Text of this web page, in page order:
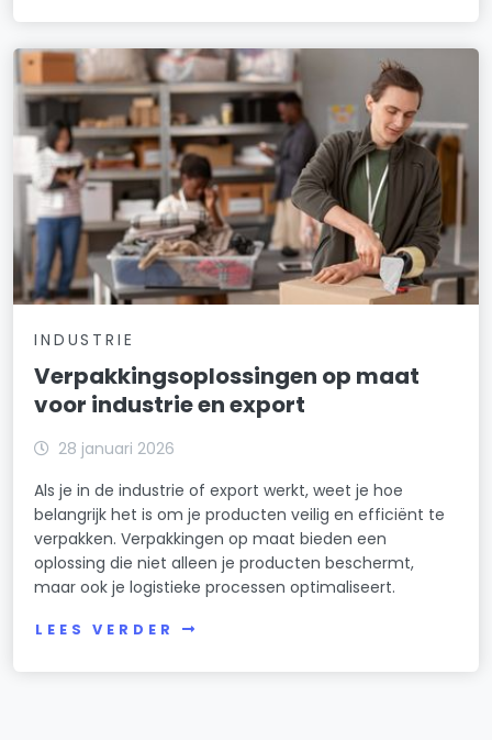
INDUSTRIE
Verpakkingsoplossingen op maat
voor industrie en export
28 januari 2026
Als je in de industrie of export werkt, weet je hoe
belangrijk het is om je producten veilig en efficiënt te
verpakken. Verpakkingen op maat bieden een
oplossing die niet alleen je producten beschermt,
maar ook je logistieke processen optimaliseert.
LEES VERDER